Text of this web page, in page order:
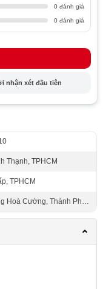
0 đánh giá
0 đánh giá
nhận xét đầu tiên
Thạnh, TPHCM
TPHCM
Hoà Cường, Thành Phố